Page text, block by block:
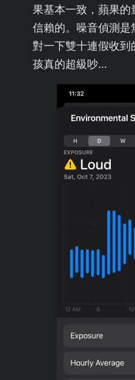
果基本一致，蘋果的
信賴的。噪音偵測是
對一下雙十連假收
孩真的超級吵…